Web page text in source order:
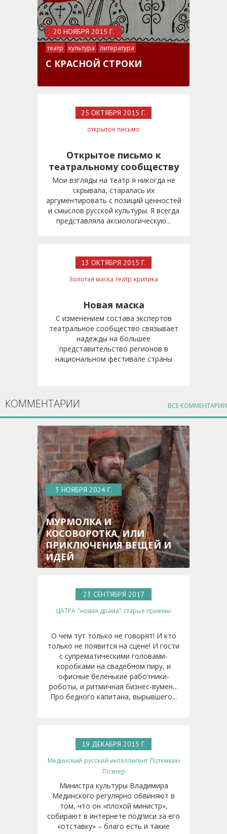
20 НОЯБРЯ 2015 Г.
театр культура
литература
живопись
современное искусство
С КРАСНОЙ СТРОКИ
25 ОКТЯБРЯ 2015 Г.
открытое письмо
Открытое письмо к
театральному сообществу
Мои взгляды на театр я никогда не
скрывала, старалась их
аргументировать с позиций ценностей
и смыслов русской культуры. Я всегда
представляла аксиологическую...
13 ОКТЯБРЯ 2015 Г.
Золотая маска театр критика
Новая маска
С изменением состава экспертов
театральное сообщество связывает
надежды на большее
представительство регионов в
национальном фестивале страны
ВСЕ КОММЕНТАРИИ
КОММЕНТАРИИ
3 НОЯБРЯ 2024 Г.
МУРМОЛКА И
КОСОВОРОТКА, ИЛИ
ПРИКЛЮЧЕНИЯ ВЕЩЕЙ И
ИДЕЙ
23 СЕНТЯБРЯ 2017
ЦАТРА "новая драма" старые приемы
О чем тут только не говорят! И кто
только не появится на сцене! И гости
с супрематическими головами-
коробками на свадебном пиру, и
офисные беленькие работники-
роботы, и ритмичная бизнес-вумен…
Про бедного капитана, вырывшего...
19 ДЕКАБРЯ 2015 Г.
Мединский русский интеллигент Потемкин
Познер
Министра культуры Владимира
Мединского регулярно обвиняют в
том, что он «плохой министр»,
собирают в интернете подписи за его
«отставку» – благо есть и такие